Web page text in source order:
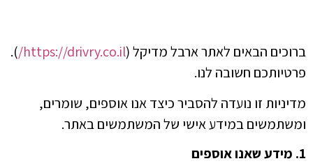
ברוכים הבאים לאתר ארבל מדיקל (https://drivry.co.il/
).
פרטיותכם חשובה לנו.
מדיניות זו נועדה להסביר כיצד אנו אוספים, שומרים,
ומשתמשים במידע אישי של המשתמשים באתר.
1. מידע שאנו אוספים